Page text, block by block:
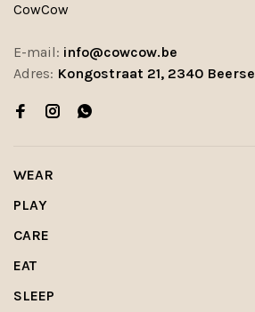
CowCow
E-mail: info@cowcow.be
Adres: Kongostraat 21, 2340 Beerse
WEAR
PLAY
CARE
EAT
SLEEP